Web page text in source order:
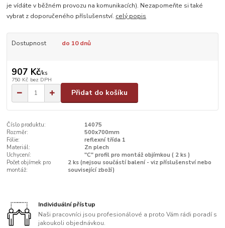
je vídáte v běžném provozu na komunikacích). Nezapomeňte si také
vybrat z doporučeného příslušenství. celý popis
Dostupnost do 10 dnů
907 Kč/ks
750 Kč bez DPH
Přidat do košíku
Číslo produktu:
14075
Rozměr:
500x700mm
Fólie:
reflexní třída 1
Materiál:
Zn plech
Uchycení:
"C" profil pro montáž objímkou ( 2 ks )
Počet objímek pro
montáž:
2 ks (nejsou součástí balení - viz příslušenství nebo
související zboží)
Individuální přístup
Naši pracovníci jsou profesionálové a proto Vám rádi poradí s
jakoukoli objednávkou.